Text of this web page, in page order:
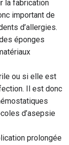
la fabrication
important de
d’allergies.
éponges
ou si elle est
Il est donc
d’asepsie
prolongée